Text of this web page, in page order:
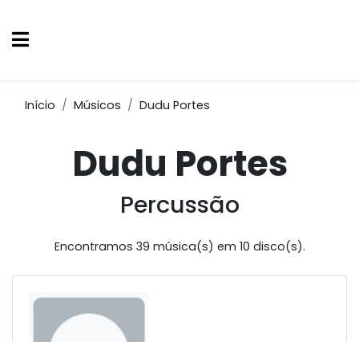
Início Músicos Dudu Portes
Dudu Portes
Percussão
Encontramos 39 música(s) em 10 disco(s).